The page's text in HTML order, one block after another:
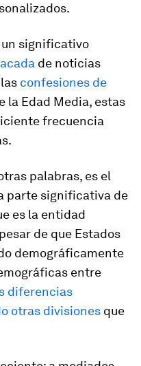
un significativo
de noticias
confesiones de
la Edad Media, estas
frecuencia
palabras, es el
parte significativa de
es la entidad
de que Estados
demográficamente
entre
diferencias
otras divisiones que